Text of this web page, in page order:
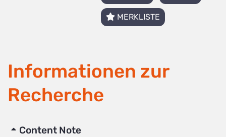
MERKLISTE
Informationen zur
Recherche
Content Note